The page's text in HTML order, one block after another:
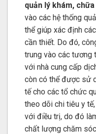
quản lý khám,
vào các hệ thống
thể giúp xác định
cần thiết. Do đó,
trung vào các tương
với nhà cung cấp
còn có thể được sử
tế cho các tổ chức
theo dõi chi tiêu y
với điều trị, do đó
chất lượng chăm